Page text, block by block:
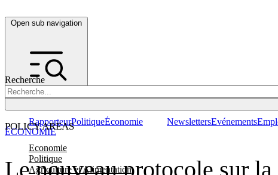
Open sub navigation
Recherche
POLICY AREAS
Economie
Politique
Agriculture et Alimentation
RapporteurPolitiqueÉconomie NewslettersEvénements
Le nouveau protocole sur
ÉCONOMIE